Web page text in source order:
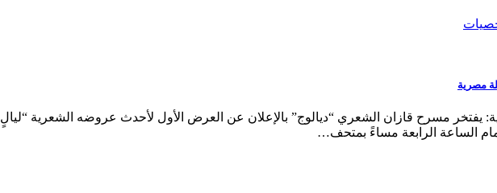
مصرية
يفتخر مسرح قازان الشعري “ديالوج” بالإعلان عن العرض الأول لأحدث عروضه الشعرية “ليالٍ